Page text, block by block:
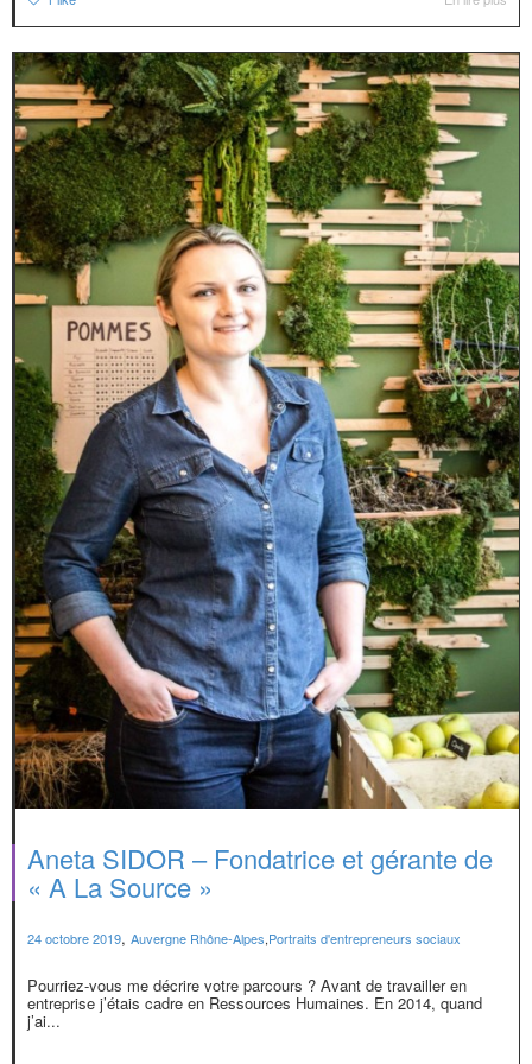
Aneta SIDOR – Fondatrice et gérante de
« A La Source »
24 octobre 2019, Auvergne Rhône-Alpes,Portraits d'entrepreneurs sociaux
Pourriez-vous me décrire votre parcours ? Avant de travailler en
entreprise j’étais cadre en Ressources Humaines. En 2014, quand
j’ai...